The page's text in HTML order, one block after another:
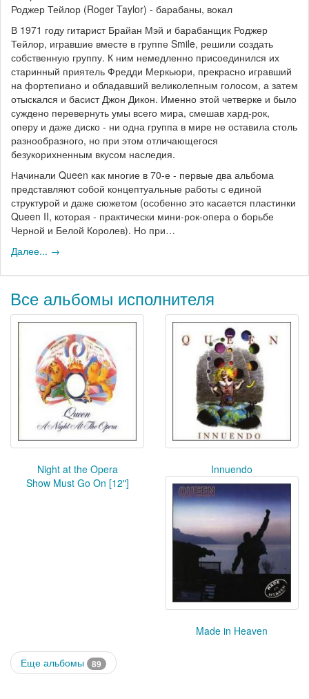
Роджер Тейлор (Roger Taylor) - барабаны, вокал
В 1971 году гитарист Брайан Мэй и барабанщик Роджер
Тейлор, игравшие вместе в группе Smile, решили создать
собственную группу. К ним немедленно присоединился их
старинный приятель Фредди Меркьюри, прекрасно игравший
на фортепиано и обладавший великолепным голосом, а затем
отыскался и басист Джон Дикон. Именно этой четверке и было
суждено перевернуть умы всего мира, смешав хард-рок,
оперу и даже диско - ни одна группа в мире не оставила столь
разнообразного, но при этом отличающегося
безукорихненным вкусом наследия.
Начинали Queen как многие в 70-е - первые два альбома
представляют собой концептуальные работы с единой
структурой и даже сюжетом (особенно это касается пластинки
Queen II, которая - практически мини-рок-опера о борьбе
Черной и Белой Королев). Но при…
Далее... →
Все альбомы исполнителя
Night at the Opera
Innuendo
Show Must Go On [12"]
Made in Heaven
Еще альбомы 89